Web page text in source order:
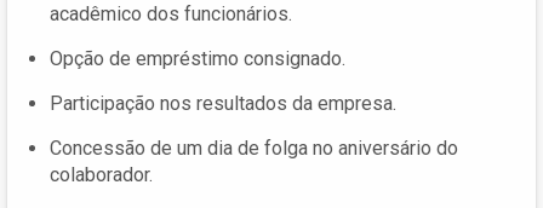
acadêmico dos funcionários.
Opção de empréstimo consignado.
Participação nos resultados da empresa.
Concessão de um dia de folga no aniversário do
colaborador.